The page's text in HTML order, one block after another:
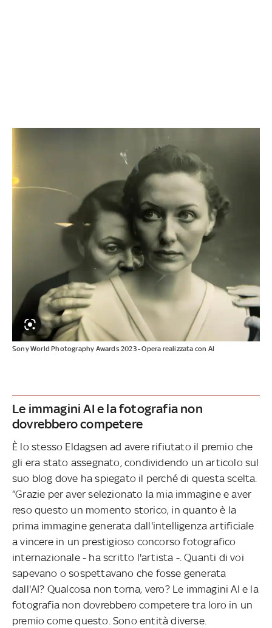
Sony World Photography Awards 2023 - Opera realizzata con AI
Le immagini AI e la fotografia non
dovrebbero competere
È lo stesso Eldagsen ad avere rifiutato il premio che
gli era stato assegnato, condividendo un articolo sul
suo blog dove ha spiegato il perché di questa scelta.
“Grazie per aver selezionato la mia immagine e aver
reso questo un momento storico, in quanto è la
prima immagine generata dall'intelligenza artificiale
a vincere in un prestigioso concorso fotografico
internazionale - ha scritto l'artista -. Quanti di voi
sapevano o sospettavano che fosse generata
dall'AI? Qualcosa non torna, vero? Le immagini AI e la
fotografia non dovrebbero competere tra loro in un
premio come questo. Sono entità diverse.